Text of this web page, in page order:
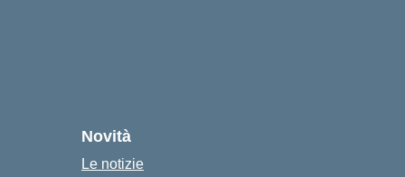
Novità
Le notizie